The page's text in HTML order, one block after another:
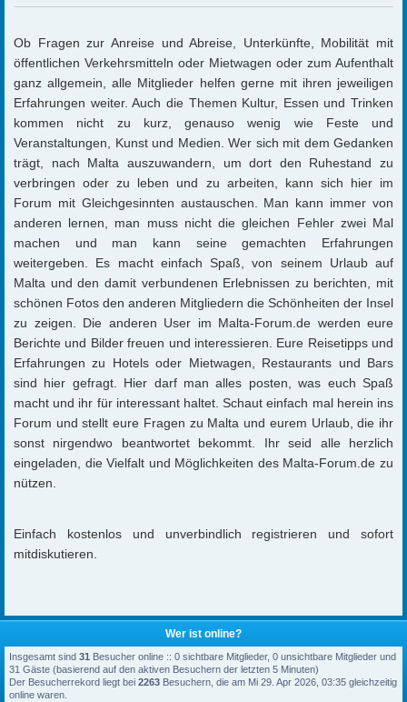
Ob Fragen zur Anreise und Abreise, Unterkünfte, Mobilität mit
öffentlichen Verkehrsmitteln oder Mietwagen oder zum Aufenthalt
ganz allgemein, alle Mitglieder helfen gerne mit ihren jeweiligen
Erfahrungen weiter. Auch die Themen Kultur, Essen und Trinken
kommen nicht zu kurz, genauso wenig wie Feste und
Veranstaltungen, Kunst und Medien. Wer sich mit dem Gedanken
trägt, nach Malta auszuwandern, um dort den Ruhestand zu
verbringen oder zu leben und zu arbeiten, kann sich hier im
Forum mit Gleichgesinnten austauschen. Man kann immer von
anderen lernen, man muss nicht die gleichen Fehler zwei Mal
machen und man kann seine gemachten Erfahrungen
weitergeben. Es macht einfach Spaß, von seinem Urlaub auf
Malta und den damit verbundenen Erlebnissen zu berichten, mit
schönen Fotos den anderen Mitgliedern die Schönheiten der Insel
zu zeigen. Die anderen User im Malta-Forum.de werden eure
Berichte und Bilder freuen und interessieren. Eure Reisetipps und
Erfahrungen zu Hotels oder Mietwagen, Restaurants und Bars
sind hier gefragt. Hier darf man alles posten, was euch Spaß
macht und ihr für interessant haltet. Schaut einfach mal herein ins
Forum und stellt eure Fragen zu Malta und eurem Urlaub, die ihr
sonst nirgendwo beantwortet bekommt. Ihr seid alle herzlich
eingeladen, die Vielfalt und Möglichkeiten des Malta-Forum.de zu
nützen.
Einfach kostenlos und unverbindlich registrieren und sofort
mitdiskutieren.
Wer ist online?
Insgesamt sind 31 Besucher online :: 0 sichtbare Mitglieder, 0 unsichtbare Mitglieder und
31 Gäste (basierend auf den aktiven Besuchern der letzten 5 Minuten)
Der Besucherrekord liegt bei 2263 Besuchern, die am Mi 29. Apr 2026, 03:35 gleichzeitig
online waren.